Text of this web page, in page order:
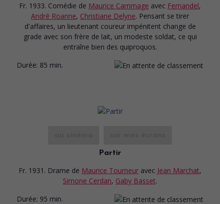
Fr. 1933. Comédie de Maurice Cammage avec Fernandel,
André Roanne, Christiane Delyne. Pensant se tirer
d'affaires, un lieutenant coureur impénitent change de
grade avec son frère de lait, un modeste soldat, ce qui
entraîne bien des quiproquos.
Durée: 85 min.
Partir
Fr. 1931. Drame de Maurice Tourneur avec Jean Marchat,
Simone Cerdan, Gaby Basset.
Durée: 95 min.